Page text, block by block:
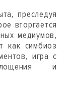
преследуя
вторгается
медиумов,
как симбиоз
игра с
и